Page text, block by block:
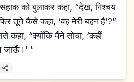
को बुलाकर कहा, “देख, निश्चय
तूने कैसे कहा, ‘वह मेरी बहन है’?”
कहा, “क्योंकि मैंने सोचा, ‘कहीं
जाऊँ।’ ”